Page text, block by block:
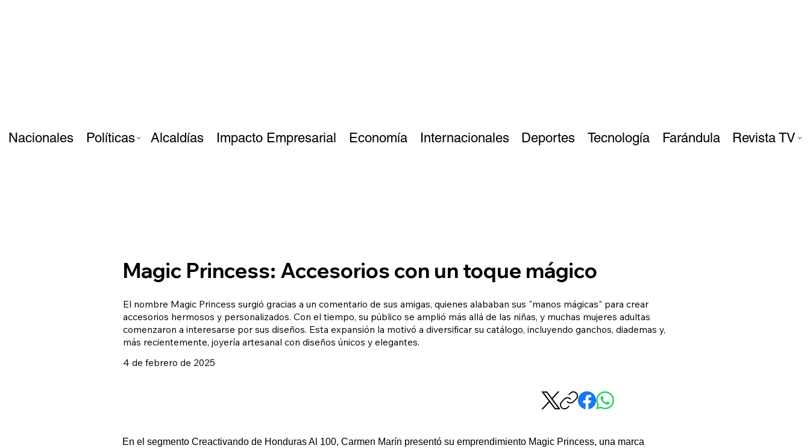
Nacionales Políticas Alcaldías Impacto Empresarial Economía Internacionales Deportes Tecnología Farándula Revista TV
Magic Princess: Accesorios con un toque mágico
El nombre Magic Princess surgió gracias a un comentario de sus amigas, quienes alababan sus "manos mágicas" para crear
accesorios hermosos y personalizados. Con el tiempo, su público se amplió más allá de las niñas, y muchas mujeres adultas
comenzaron a interesarse por sus diseños. Esta expansión la motivó a diversificar su catálogo, incluyendo ganchos, diademas y,
más recientemente, joyería artesanal con diseños únicos y elegantes.
4 de febrero de 2025
En el segmento Creactivando de Honduras Al 100, Carmen Marín presentó su emprendimiento Magic Princess, una marca